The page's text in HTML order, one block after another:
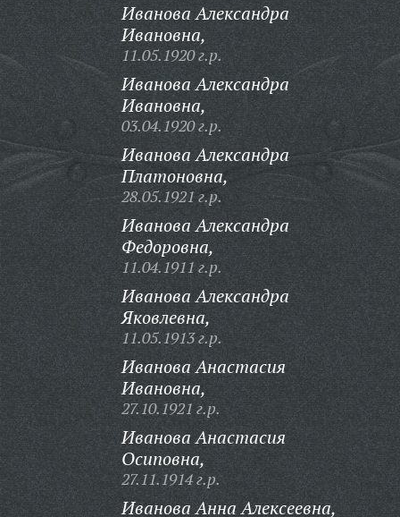
Иванова Александра
Ивановна,
11.05.1920 г.р.
Иванова Александра
Ивановна,
03.04.1920 г.р.
Иванова Александра
Платоновна,
28.05.1921 г.р.
Иванова Александра
Федоровна,
11.04.1911 г.р.
Иванова Александра
Яковлевна,
11.05.1913 г.р.
Иванова Анастасия
Ивановна,
27.10.1921 г.р.
Иванова Анастасия
Осиповна,
27.11.1914 г.р.
Иванова Анна Алексеевна,